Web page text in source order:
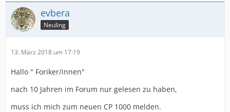
evbera
Neuling
13. März 2018 um 17:19
Hallo " Foriker/innen"
nach 10 Jahren im Forum nur gelesen zu haben,
muss ich mich zum neuen CP 1000 melden.